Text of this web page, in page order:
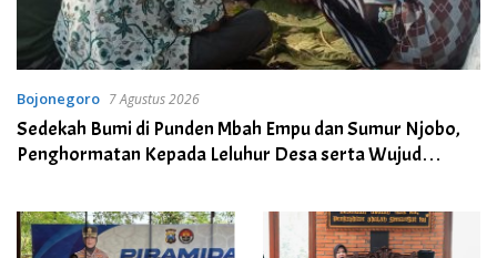
Bojonegoro 7 Agustus 2026
Sedekah Bumi di Punden Mbah Empu dan Sumur Njobo,
Penghormatan Kepada Leluhur Desa serta Wujud